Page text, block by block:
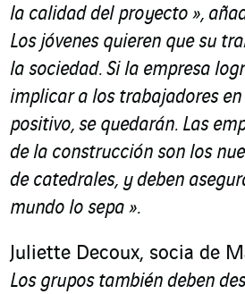
la calidad del proyecto »,
Los jóvenes quieren que su
la sociedad. Si la empresa
implicar a los trabajadores
positivo, se quedarán. Las
de la construcción son los
de catedrales, y deben
mundo lo sepa ».
Juliette Decoux, socia de
Los grupos también deben